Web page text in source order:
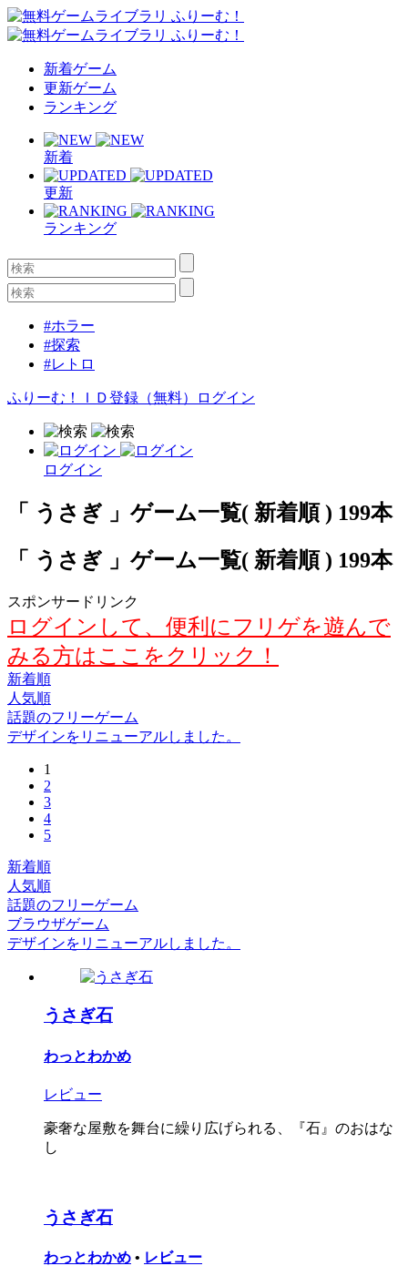
新着ゲーム
更新ゲーム
ランキング
新着
更新
ランキング
#ホラー
#探索
#レトロ
ふりーむ！ＩＤ登録（無料） ログイン
ログイン
「 うさぎ 」ゲーム一覧( 新着順 ) 199本
「 うさぎ 」ゲーム一覧( 新着順 ) 199本
スポンサードリンク
ログインして、便利にフリゲを遊んで
みる方はここをクリック！
新着順
人気順
話題のフリーゲーム
デザインをリニューアルしました。
1
2
3
4
5
新着順
人気順
話題のフリーゲーム
ブラウザゲーム
デザインをリニューアルしました。
うさぎ石
わっとわかめ
レビュー
豪奢な屋敷を舞台に繰り広げられる、『石』のおはな
し
うさぎ石
わっとわかめ • レビュー